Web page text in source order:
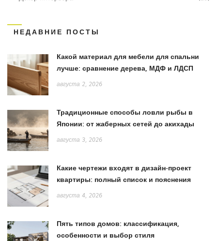
НЕДАВНИЕ ПОСТЫ
Какой материал для мебели для спальни
лучше: сравнение дерева, МДФ и ЛДСП
августа 2, 2026
Традиционные способы ловли рыбы в
Японии: от жаберных сетей до акихады
августа 3, 2026
Какие чертежи входят в дизайн-проект
квартиры: полный список и пояснения
августа 4, 2026
Пять типов домов: классификация,
особенности и выбор стиля